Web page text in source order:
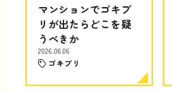
マンションでゴキブ
リが出たらどこを疑
うべきか
2026.06.06
ゴキブリ